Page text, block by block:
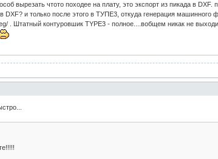
вырезать чтото походее на плату, это экспорт из пикада в DXF.
и только после этого в ТУПЕ3, откуда генерация машинного
. Штатный контуровшик TYPE3 - полное....вобщем никак не